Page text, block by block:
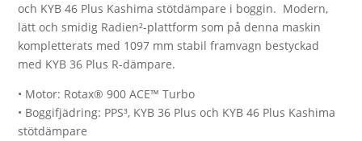
och KYB 46 Plus Kashima stötdämpare i boggin. Modern,
lätt och smidig Radien²-plattform som på denna maskin
kompletterats med 1097 mm stabil framvagn bestyckad
med KYB 36 Plus R-dämpare.
• Motor: Rotax® 900 ACE™ Turbo
• Boggifjädring: PPS³, KYB 36 Plus och KYB 46 Plus Kashima
stötdämpare